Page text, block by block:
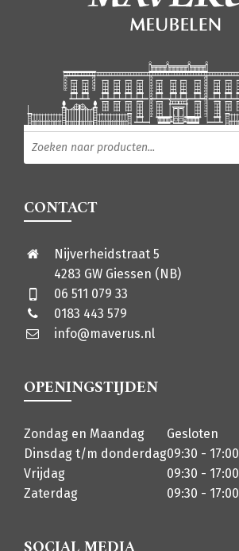
Producten zoeken
CONTACT
Nijverheidstraat 5
4283 GW Giessen (NB)
06 511 079 33
0183 443 579
info@maverus.nl
OPENINGSTIJDEN
Zondag en Maandag
Gesloten
Dinsdag t/m donderdag09:30 - 17:00
Vrijdag
09:30 - 17:00
Zaterdag
09:30 - 17:00